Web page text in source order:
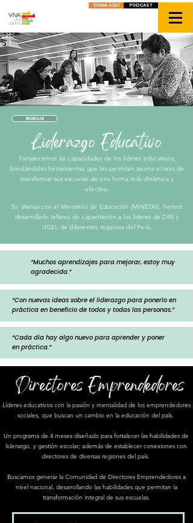
PODCAST
DONA AQUÍ
REGRESAR
Liderazgo Educativo
Fortalecemos las capacidades de los líderes educativos,
brindándoles herramientas que les permitan asumir el reto de
transformar sus escuelas de una forma más dinámica y
efectiva.
En alianza con el Ministerio de Educación (MINEDU), hemos
desarrollado talleres de capacitación a los líderes de DRE y
UGEL de diferentes regiones del Perú.
“Muchos aprendizajes para mejorar, estoy muy
agradecida.”
“Con nuevas ideas sobre el liderazgo para ponerlo en
práctica en beneficio de todos y todas las personas.”
“Cada día hay algo nuevo para aprender y poner
en práctica.”
Directores Emprendedores
Líderes educativos con la pasión y mentalidad de los emprendedores
sociales, que buscan un cambio en la educación del país.
Un programa de 4 meses diseñado para fortalecer las habilidades de
liderazgo, y gestión escolar; además de establecer conexiones con
directores de diversas regiones del país.
Buscamos generar la Comunidad de Directores Emprendedores a
nivel nacional, desarrollando las habilidades que permitan la
transformación integral de sus escuelas.